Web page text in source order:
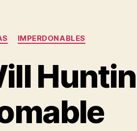
Categorías
IMPERDONABLES